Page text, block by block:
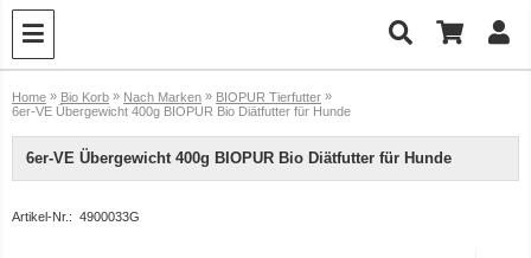
Home » Bio Korb » Nach Marken » BIOPUR Tierfutter »
6er-VE Übergewicht 400g BIOPUR Bio Diätfutter für Hunde
6er-VE Übergewicht 400g BIOPUR Bio Diätfutter für Hunde
Artikel-Nr.: 4900033G